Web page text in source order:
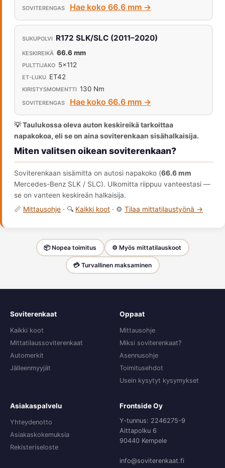
Hae koko 66.6 mm →
R172 SLK/SLC (2011–2020)
66.6 mm
5x112
ET42
130 Nm
Hae koko 66.6 mm →
💡 Taulukossa oleva auton keskireikä tarkoittaa
napakokoa, eli se on aina soviterenkaan sisähalkaisija.
Miten valitsen oikean soviterenkaan?
Soviterenkaan sisämitta on autosi napakoko (66.6 mm
Mercedes-Benz SLK / SLC). Ulkomitta riippuu vanteestasi —
se on vanteen keskireän halkaisija.
📏 Mittausohje · 🔍 Kaikki koot · ⚙️ Tilaa mittatilaustyönä →
📦 Nopea toimitus ⚙️ Myös mittatilauskoot
💳 Turvallinen maksaminen
Soviterenkaat
Kaikki koot
Mittatilaussoviterenkaat
Automerkit
Jälleenmyyjät
Oppaat
Mittausohje
Miksi soviterenkaat?
Asennusohje
Toimitusehdot
Usein kysytyt kysymykset
Asiakaspalvelu
Yhteydenotto
Asiakaskokemuksia
Rekisteriseloste
Frontside Oy
Y-tunnus: 2246275-9
Aittapolku 6
90440 Kempele
info@soviterenkaat.fi